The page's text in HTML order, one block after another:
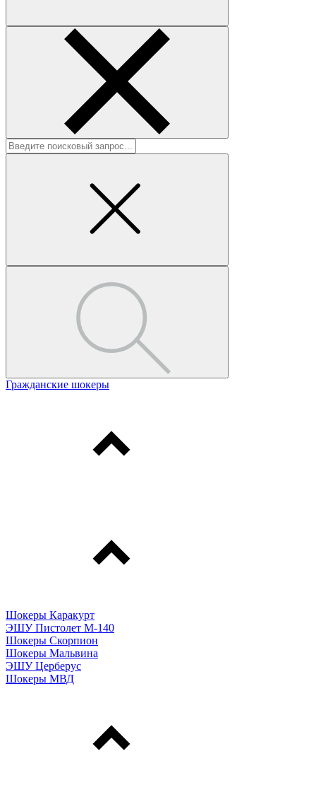
Гражданские шокеры
Шокеры Каракурт
ЭШУ Пистолет М-140
Шокеры Скорпион
Шокеры Мальвина
ЭШУ Церберус
Шокеры МВД